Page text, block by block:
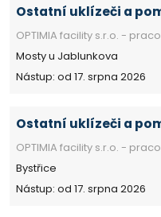
Ostatní uklízeči a
OPTIMIA facility s.r.o. -
Mosty u Jablunkova
Nástup: od 17. srpna 2026
Ostatní uklízeči a
OPTIMIA facility s.r.o. -
Bystřice
Nástup: od 17. srpna 2026